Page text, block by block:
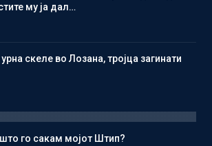
му ја дал…
скеле во Лозана, тројца загинати
го сакам мојот Штип?